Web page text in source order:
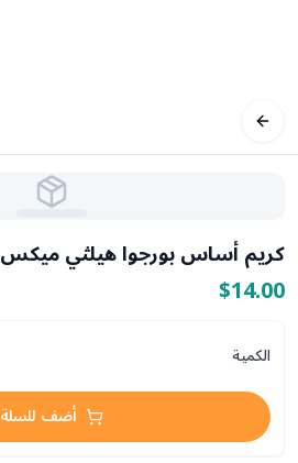
كريم أساس بورجوا هيلثي ميكس 51
$14.00
الكمية
أضف للسلة